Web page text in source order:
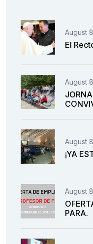
August
El
August
August
¡YA
August
PARA.